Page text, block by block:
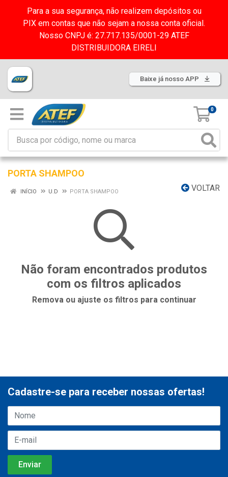
Para a sua segurança, não realizem depósitos ou
PIX em contas que não sejam a nossa conta oficial.
Nosso CNPJ é: 27.717.135/0001-29 ATEF
DISTRIBUIDORA EIRELI
Baixe já nosso APP
0
PORTA SHAMPOO
VOLTAR
INÍCIO U.D PORTA SHAMPOO
Não foram encontrados produtos
com os filtros aplicados
Remova ou ajuste os filtros para continuar
Cadastre-se para receber nossas ofertas!